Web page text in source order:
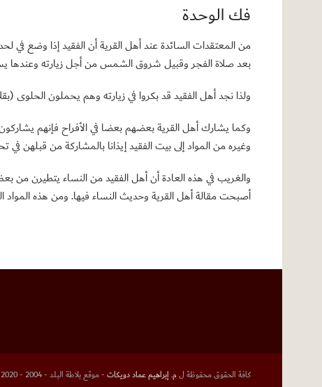
فك الوحدة
من المعتقدات السائدة عند أهل القرية أن الفقيد إذا وضع في
بعد صلاة الفجر وقبيل شروق الشمس من أجل زيارته وعندها
ولذا نجد أهل الفقيد قد بكروا في زيارته وهم يحملون
وكما يشارك أهل القرية بعضهم بعضا في الأفراح فإنهم يشاركون
وغيره من المواد إلى بيت الفقيد إيذانا بالمشاركة من قبلهن في
والغريب في هذه العادة أن أهل الفقيد من النساء يتطيرن من
أصبحت مقالة أهل القرية وحديث النساء فيها. ومن هذه المواد
كافة الحقوق محفوظة لم. إبراهيم عماد دويكات- موقع بلاطة البلد - 2004 - 2020